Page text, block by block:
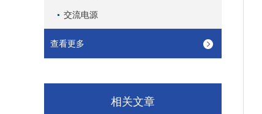
交流电源
查看更多
相关文章